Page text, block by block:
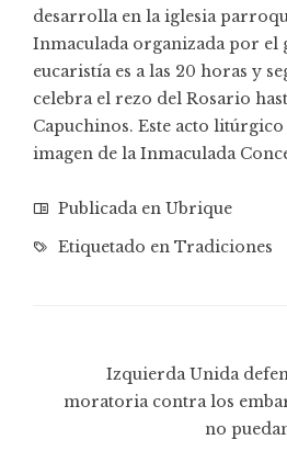
desarrolla en la iglesia
Inmaculada organizada por el
eucaristía es a las 20 horas y
celebra el rezo del Rosario
Capuchinos. Este acto
imagen de la Inmaculada
Publicada en Ubrique
Etiquetado en Tradiciones
Izquierda Unida
moratoria contra los
no